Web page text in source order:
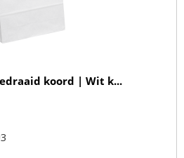
koord | Wit k...